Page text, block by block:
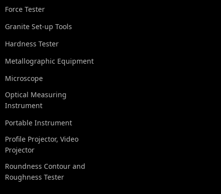
Force Tester
Granite Set-up Tools
Hardness Tester
Metallographic Equipment
Microscope
Optical Measuring
Instrument
Portable Instrument
Profile Projector, Video
Projector
Roundness Contour and
Roughness Tester